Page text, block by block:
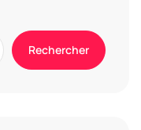
Rechercher